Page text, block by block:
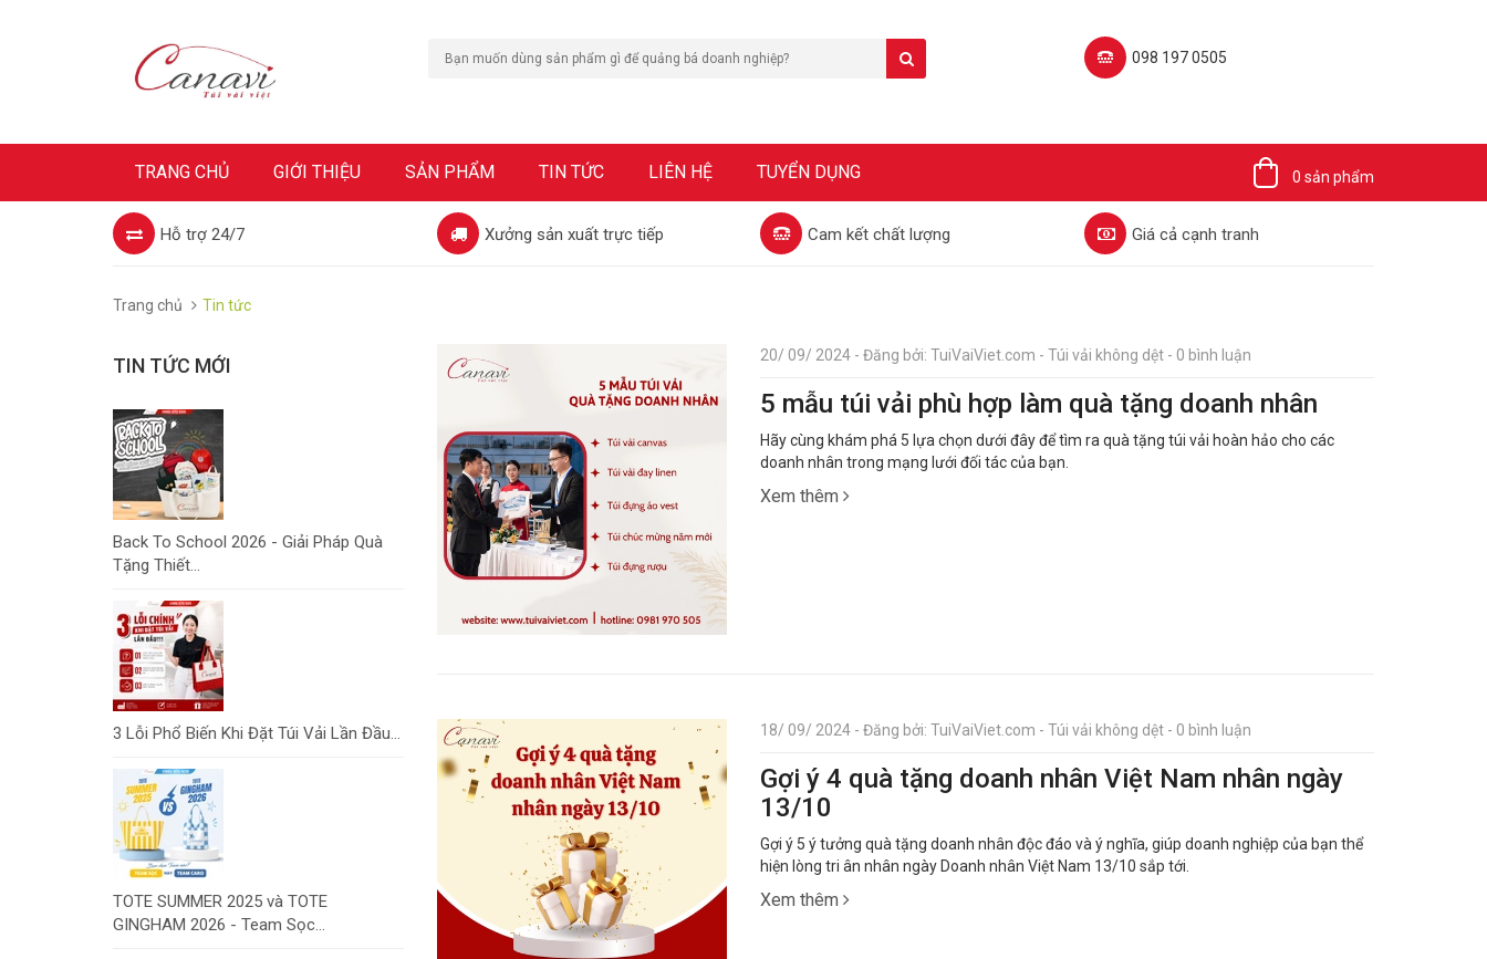
098 197 0505‬
TRANG CHỦ GIỚI THIỆU SẢN PHẨM TIN TỨC LIÊN HỆ TUYỂN DỤNG 0 sản phẩm
Hỗ trợ 24/7 Xưởng sản xuất trực tiếp Cam kết chất lượng Giá cả cạnh tranh
Trang chủ Tin tức
TIN TỨC MỚI
Back To School 2026 - Giải Pháp Quà
Tặng Thiết...
3 Lỗi Phổ Biến Khi Đặt Túi Vải Lần Đầu...
TOTE SUMMER 2025 và TOTE
GINGHAM 2026 - Team Sọc...
20/ 09/ 2024 - Đăng bởi: TuiVaiViet.com - Túi vải không dệt - 0 bình luận
5 mẫu túi vải phù hợp làm quà tặng doanh nhân
Hãy cùng khám phá 5 lựa chọn dưới đây để tìm ra quà tặng túi vải hoàn hảo cho các
doanh nhân trong mạng lưới đối tác của bạn.
Xem thêm
18/ 09/ 2024 - Đăng bởi: TuiVaiViet.com - Túi vải không dệt - 0 bình luận
Gợi ý 4 quà tặng doanh nhân Việt Nam nhân ngày
13/10
Gợi ý 5 ý tưởng quà tặng doanh nhân độc đáo và ý nghĩa, giúp doanh nghiệp của bạn thể
hiện lòng tri ân nhân ngày Doanh nhân Việt Nam 13/10 sắp tới.
Xem thêm